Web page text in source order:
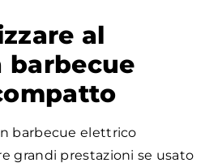
al
barbecue
barbecue elettrico
grandi prestazioni se usato